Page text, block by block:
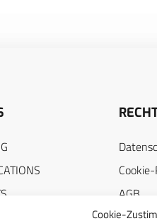
Cookie-
AGB